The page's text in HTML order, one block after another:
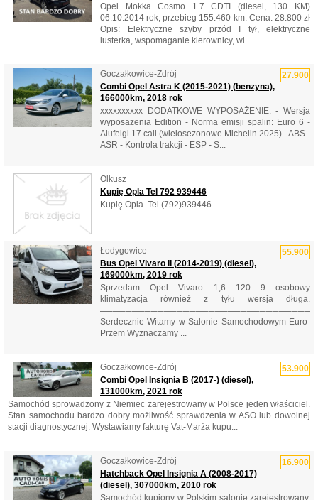
Opel Mokka Cosmo 1.7 CDTI (diesel, 130 KM)
06.10.2014 rok, przebieg 155.460 km. Cena: 28.800 zł
Opis: Elektryczne szyby przód I tył, elektryczne
lusterka, wspomaganie kierownicy, wi...
27.900
Goczałkowice-Zdrój
Combi Opel Astra K (2015-2021) (benzyna),
166000km, 2018 rok
xxxxxxxxxx DODATKOWE WYPOSAŻENIE: - Wersja
wyposażenia Edition - Norma emisji spalin: Euro 6 -
Alufelgi 17 cali (wielosezonowe Michelin 2025) - ABS -
ASR - Kontrola trakcji - ESP - S...
Olkusz
Kupię Opla Tel 792 939446
Kupię Opla. Tel.(792)939446.
55.900
Łodygowice
Bus Opel Vivaro II (2014-2019) (diesel),
169000km, 2019 rok
Sprzedam Opel Vivaro 1,6 120 9 osobowy
klimatyzacja również z tyłu wersja długa.
Serdecznie Witamy w Salonie Samochodowym Euro-
Przem Wyznaczamy ...
53.900
Goczałkowice-Zdrój
Combi Opel Insignia B (2017-) (diesel),
131000km, 2021 rok
Samochód sprowadzony z Niemiec zarejestrowany w Polsce jeden właściciel.
Stan samochodu bardzo dobry możliwość sprawdzenia w ASO lub dowolnej
stacji diagnostycznej. Wystawiamy fakturę Vat-Marża kupu...
16.900
Goczałkowice-Zdrój
Hatchback Opel Insignia A (2008-2017)
(diesel), 307000km, 2010 rok
Samochód kupiony w Polskim salonie zarejestrowany.